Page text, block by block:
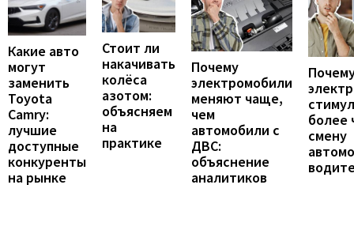
Какие авто
могут
заменить
Toyota
Camry:
лучшие
доступные
конкуренты
на рынке
Стоит ли
накачивать
колёса
азотом:
объясняем
на
практике
Почему
электромобили
меняют чаще,
чем
автомобили с
ДВС:
объяснение
аналитиков
более
смену